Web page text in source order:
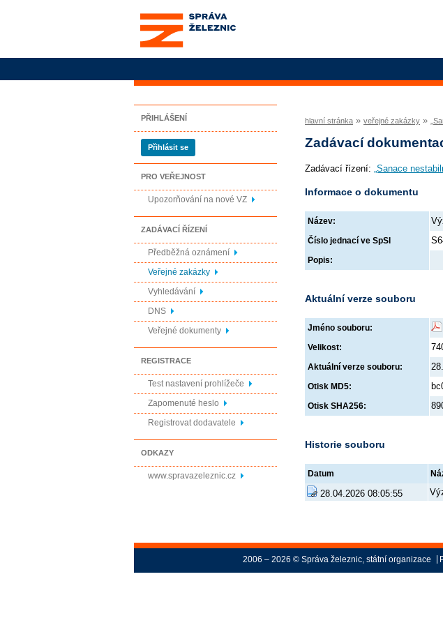
Správa železnic, státní
organizace
PŘIHLÁŠENÍ
Přihlásit se
PRO VEŘEJNOST
Upozorňování na nové VZ
ZADÁVACÍ ŘÍZENÍ
Předběžná oznámení
Veřejné zakázky
Vyhledávání
DNS
Veřejné dokumenty
REGISTRACE
Test nastavení prohlížeče
Zapomenuté heslo
Registrovat dodavatele
ODKAZY
www.spravazeleznic.cz
hlavní stránka » veřejné zakázky »
Zadávací
Zadávací řízení: „Sanace
Informace o dokumentu
Název:
Číslo jednací ve SpSl
Popis:
Aktuální verze souboru
Jméno souboru:
Velikost:
Aktuální verze souboru:
Otisk MD5:
Otisk SHA256:
Historie souboru
Datum
28.04.2026 08:05:55
2006 – 2026 © Správa železnic, státní organizace